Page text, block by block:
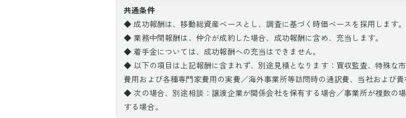
共通条件
◆ 成功報酬は、移動総資産ベースとし、調査に基づく時価ベースを採用します。
◆ 業務中間報酬は、仲介が成約した場合、成功報酬に含め、充当します。
◆ 着手金については、成功報酬への充当はできません。
◆ 以下の項目は上記報酬に含まれず、別途見積となります：買収監査、特殊な
費用および各種専門家費用の実費／海外事業所等訪問時の通訳費、当社および貴
◆ 次の場合、別途相談：譲渡企業が関係会社を保有する場合／事業所が複数の
する場合。